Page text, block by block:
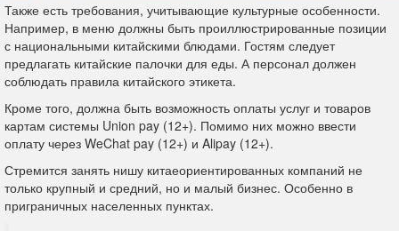
Также есть требования, учитывающие культурные особенности.
Например, в меню должны быть проиллюстрированные позиции
с национальными китайскими блюдами. Гостям следует
предлагать китайские палочки для еды. А персонал должен
соблюдать правила китайского этикета.
Кроме того, должна быть возможность оплаты услуг и товаров
картам системы Union pay (12+). Помимо них можно ввести
оплату через WeChat pay (12+) и Alipay (12+).
Стремится занять нишу китаеориентированных компаний не
только крупный и средний, но и малый бизнес. Особенно в
приграничных населенных пунктах.